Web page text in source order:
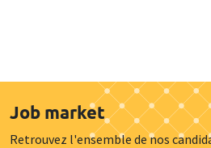
Job market
Retrouvez l'ensemble de nos